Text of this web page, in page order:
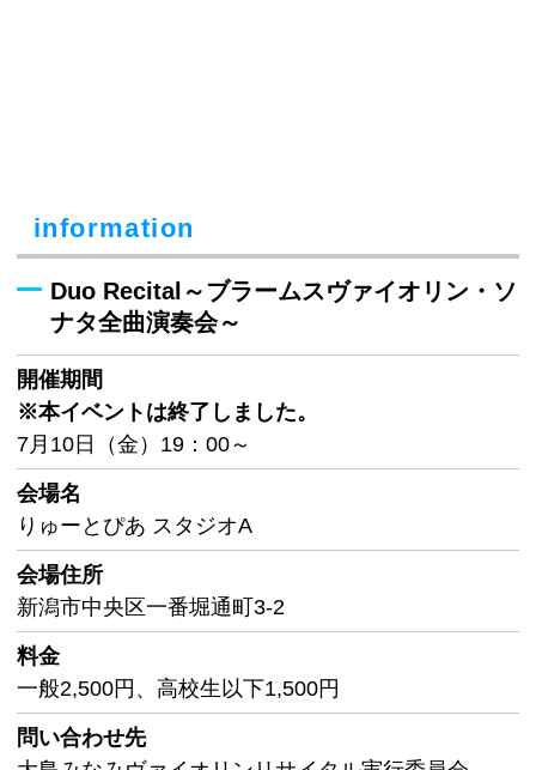
information
Duo Recital～ブラームスヴァイオリン・ソ
ナタ全曲演奏会～
開催期間
※本イベントは終了しました。
7月10日（金）19：00～
会場名
りゅーとぴあ スタジオA
会場住所
新潟市中央区一番堀通町3-2
料金
一般2,500円、高校生以下1,500円
問い合わせ先